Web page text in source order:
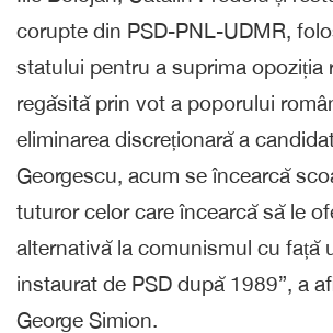
corupte din PSD-PNL-UDMR,
statului pentru a suprima opoziția
regăsită prin vot a poporului
eliminarea discreționară a
Georgescu, acum se încearcă
tuturor celor care încearcă să le
alternativă la comunismul cu față
instaurat de PSD după 1989”, a
George Simion.